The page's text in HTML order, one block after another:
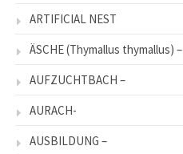
ARTIFICIAL NEST
ÄSCHE (Thymallus thymallus) –
AUFZUCHTBACH –
AURACH-
AUSBILDUNG –